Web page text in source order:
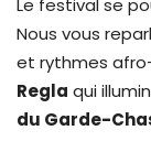
Le festival se
Nous vous
et rythmes
Regla qui
du Garde-